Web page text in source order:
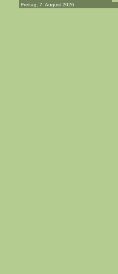
Freitag, 7. August 2026